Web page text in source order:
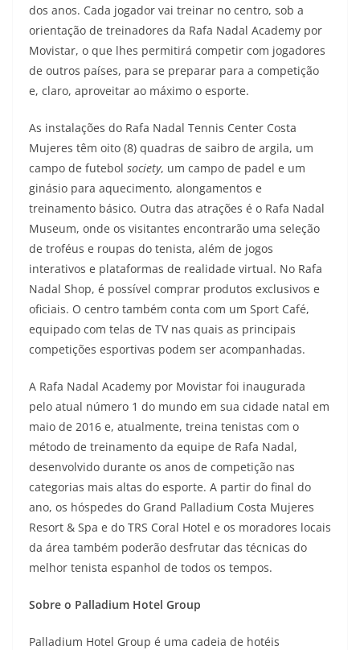
dos anos. Cada jogador vai treinar no centro, sob a
orientação de treinadores da Rafa Nadal Academy por
Movistar, o que lhes permitirá competir com jogadores
de outros países, para se preparar para a competição
e, claro, aproveitar ao máximo o esporte.
As instalações do Rafa Nadal Tennis Center Costa
Mujeres têm oito (8) quadras de saibro de argila, um
campo de futebol society, um campo de padel e um
ginásio para aquecimento, alongamentos e
treinamento básico. Outra das atrações é o Rafa Nadal
Museum, onde os visitantes encontrarão uma seleção
de troféus e roupas do tenista, além de jogos
interativos e plataformas de realidade virtual. No Rafa
Nadal Shop, é possível comprar produtos exclusivos e
oficiais. O centro também conta com um Sport Café,
equipado com telas de TV nas quais as principais
competições esportivas podem ser acompanhadas.
A Rafa Nadal Academy por Movistar foi inaugurada
pelo atual número 1 do mundo em sua cidade natal em
maio de 2016 e, atualmente, treina tenistas com o
método de treinamento da equipe de Rafa Nadal,
desenvolvido durante os anos de competição nas
categorias mais altas do esporte. A partir do final do
ano, os hóspedes do Grand Palladium Costa Mujeres
Resort & Spa e do TRS Coral Hotel e os moradores locais
da área também poderão desfrutar das técnicas do
melhor tenista espanhol de todos os tempos.
Sobre o Palladium Hotel Group
Palladium Hotel Group é uma cadeia de hotéis